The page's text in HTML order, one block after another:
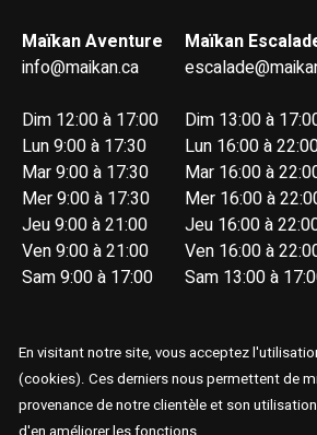
Maïkan Aventure
info@maikan.ca
Dim 12:00 à 17:00
Lun 9:00 à 17:30
Mar 9:00 à 17:30
Mer 9:00 à 17:30
Jeu 9:00 à 21:00
Ven 9:00 à 21:00
Sam 9:00 à 17:00
Maïkan
Dim 13:00 à
Lun 16:00 à
Mar 16:00 à
Mer 16:00 à
Jeu 16:00 à
Ven 16:00 à
Sam 13:00 à
© Copyright 2026 Maïkan Aventure
En visitant notre site, vous acceptez
(cookies). Ces derniers nous permettent de
provenance de notre clientèle et son